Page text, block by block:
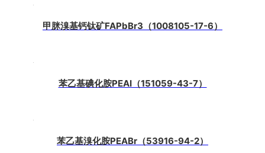
甲脒溴基钙钛矿FAPbBr3（1008105-17-6）
苯乙基碘化胺PEAI（151059-43-7）
苯乙基溴化胺PEABr（53916-94-2）